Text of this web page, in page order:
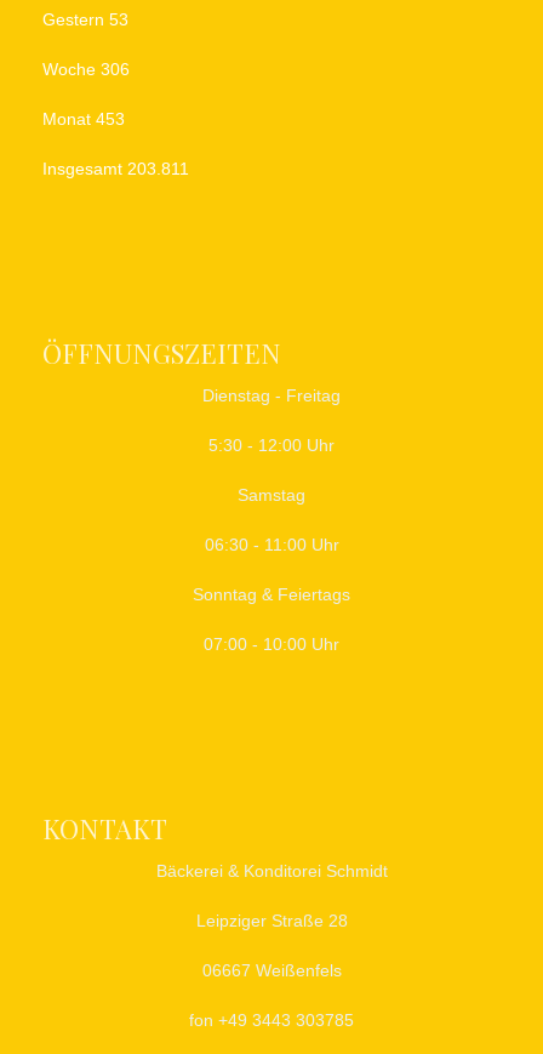
Gestern 53
Woche 306
Monat 453
Insgesamt 203.811
ÖFFNUNGSZEITEN
Dienstag - Freitag
5:30 - 12:00 Uhr
Samstag
06:30 - 11:00 Uhr
Sonntag & Feiertags
07:00 - 10:00 Uhr
KONTAKT
Bäckerei & Konditorei Schmidt
Leipziger Straße 28
06667 Weißenfels
fon +49 3443 303785